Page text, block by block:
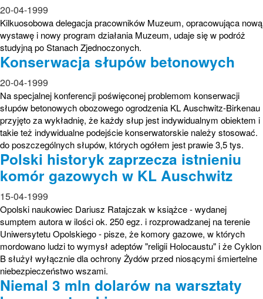
20-04-1999
Kilkuosobowa delegacja pracowników Muzeum, opracowująca nową
wystawę i nowy program działania Muzeum, udaje się w podróż
studyjną po Stanach Zjednoczonych.
Konserwacja słupów betonowych
20-04-1999
Na specjalnej konferencji poświęconej problemom konserwacji
słupów betonowych obozowego ogrodzenia KL Auschwitz-Birkenau
przyjęto za wykładnię, że każdy słup jest indywidualnym obiektem i
takie też indywidualne podejście konserwatorskie należy stosować.
do poszczególnych słupów, których ogółem jest prawie 3,5 tys.
Polski historyk zaprzecza istnieniu
komór gazowych w KL Auschwitz
15-04-1999
Opolski naukowiec Dariusz Ratajczak w książce - wydanej
sumptem autora w ilości ok. 250 egz. i rozprowadzanej na terenie
Uniwersytetu Opolskiego - pisze, że komory gazowe, w których
mordowano ludzi to wymysł adeptów "religii Holocaustu" i że Cyklon
B służył wyłącznie dla ochrony Żydów przed niosącymi śmiertelne
niebezpieczeństwo wszami.
Niemal 3 mln dolarów na warsztaty